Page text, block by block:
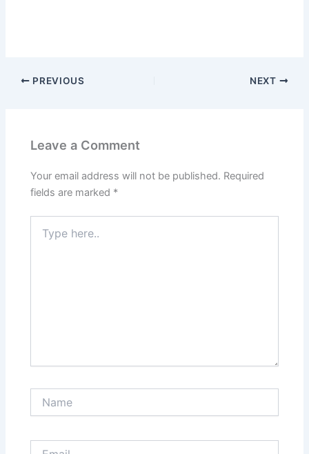
PREVIOUS NEXT
Leave a Comment
Your email address will not be published. Required
fields are marked *
here..